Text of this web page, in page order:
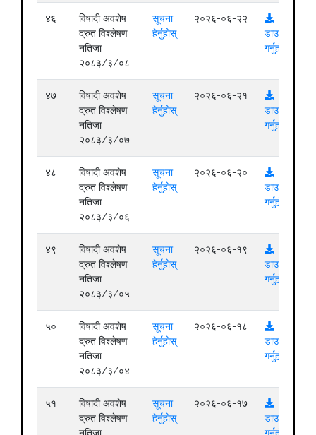
४६
विषादी अवशेष
द्रुत विश्लेषण
नतिजा
२०८३/३/०८
सूचना
हेर्नुहोस्
२०२६-०६-२२
डाउनलोड
गर्नुहोस्
४७
विषादी अवशेष
द्रुत विश्लेषण
नतिजा
२०८३/३/०७
सूचना
हेर्नुहोस्
२०२६-०६-२१
डाउनलोड
गर्नुहोस्
४८
विषादी अवशेष
द्रुत विश्लेषण
नतिजा
२०८३/३/०६
सूचना
हेर्नुहोस्
२०२६-०६-२०
डाउनलोड
गर्नुहोस्
४९
विषादी अवशेष
द्रुत विश्लेषण
नतिजा
२०८३/३/०५
सूचना
हेर्नुहोस्
२०२६-०६-१९
डाउनलोड
गर्नुहोस्
५०
विषादी अवशेष
द्रुत विश्लेषण
नतिजा
२०८३/३/०४
सूचना
हेर्नुहोस्
२०२६-०६-१८
डाउनलोड
गर्नुहोस्
५१
विषादी अवशेष
द्रुत विश्लेषण
सूचना
हेर्नुहोस्
२०२६-०६-१७
डाउनलोड